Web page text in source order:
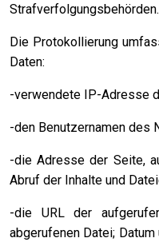
Strafverfolgungsbehörden.
Die Protokollierung
Daten:
-verwendete IP-Adresse
-den Benutzernamen des
-die Adresse der Seite,
Abruf der Inhalte und
-die URL der
abgerufenen Datei;